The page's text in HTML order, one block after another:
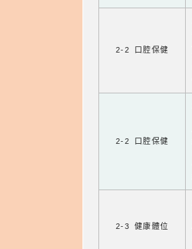
2-2 口腔保健
2-2 口腔保健
2-3 健康體位